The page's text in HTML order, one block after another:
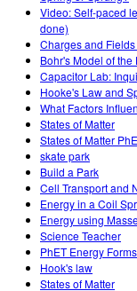
Video: Self-paced
done)
Charges and
Bohr's Model of
Capacitor Lab:
Hooke's Law and
What Factors
States of Matter
States of Matter
skate park
Build a Park
Cell Transport and
Energy in a Coil
Energy using
Science Teacher
PhET Energy
Hook's law
States of Matter